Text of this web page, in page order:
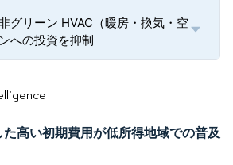
グリーン HVAC（暖房・換気・空
への投資を抑制
高い初期費用が低所得地域での普及